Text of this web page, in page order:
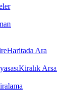
Haritada Ara
Kiralık Arsa